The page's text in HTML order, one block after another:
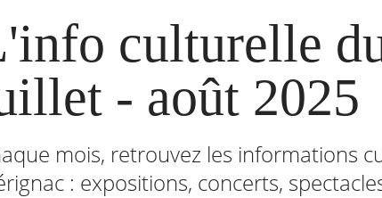
culturelle
- août 2025
mois, retrouvez les informations
: expositions, concerts,